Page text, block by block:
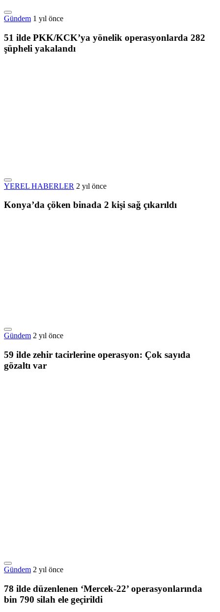
Gündem 1 yıl önce
51 ilde PKK/KCK’ya yönelik operasyonlarda 282
şüpheli yakalandı
YEREL HABERLER 2 yıl önce
Konya’da çöken binada 2 kişi sağ çıkarıldı
Gündem 2 yıl önce
59 ilde zehir tacirlerine operasyon: Çok sayıda
gözaltı var
Gündem 2 yıl önce
78 ilde düzenlenen ‘Mercek-22’ operasyonlarında
bin 790 silah ele geçirildi